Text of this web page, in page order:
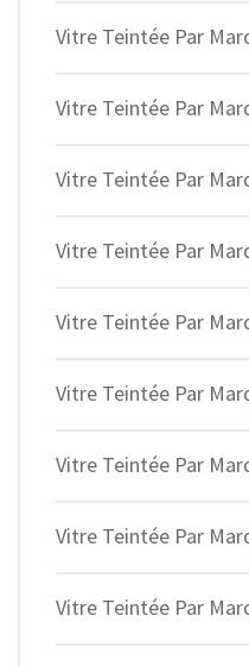
Vitre Teintée Par
Vitre Teintée Par
Vitre Teintée Par
Vitre Teintée Par
Vitre Teintée Par
Vitre Teintée Par
Vitre Teintée Par
Vitre Teintée Par
Vitre Teintée Par